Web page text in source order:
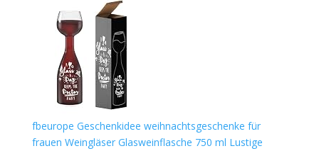
fbeurope Geschenkidee weihnachtsgeschenke für
frauen Weingläser Glasweinflasche 750 ml Lustige